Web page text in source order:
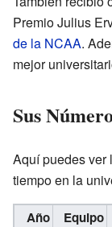
Premio Julius
de la NCAA.
mejor
Sus
Aquí puedes ver
tiempo en la
Año Equipo